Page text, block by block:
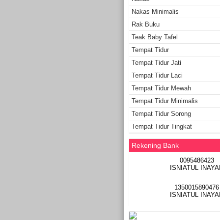
Nakas Minimalis
Rak Buku
Teak Baby Tafel
Tempat Tidur
Tempat Tidur Jati
Tempat Tidur Laci
Tempat Tidur Mewah
Tempat Tidur Minimalis
Tempat Tidur Sorong
Tempat Tidur Tingkat
Rekening Bank
0095486423
ISNIATUL
1350015890476
ISNIATUL